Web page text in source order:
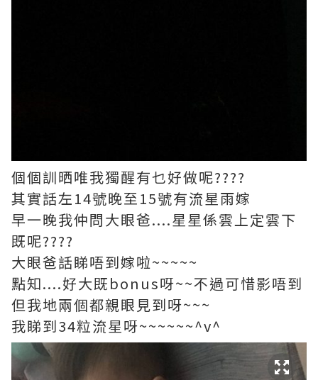
個個訓晒唯我獨醒有乜好做呢????
其實話左14號晚至15號有流星雨嫁
早一晚我仲問大眼爸....星星係雲上定雲下
既呢????
大眼爸話睇唔到嫁啦~~~~~
點知....好大既bonus呀~~不過可惜影唔到
但我地兩個都親眼見到呀~~~
我睇到34粒流星呀~~~~~~^v^